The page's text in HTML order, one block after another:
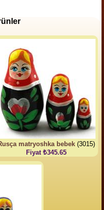
matryoshka bebek (3015)
Fiyat ₺345.65